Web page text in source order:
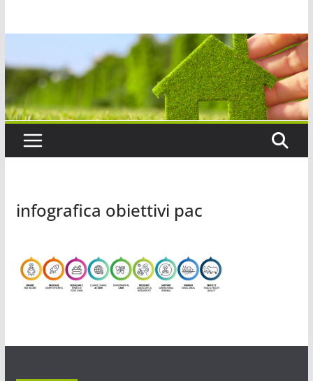
infografica obiettivi pac